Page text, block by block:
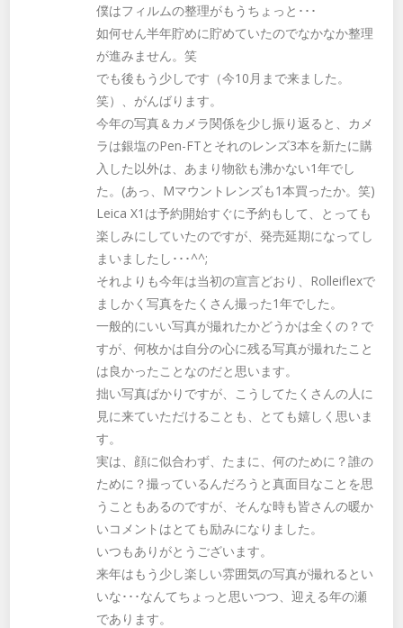
僕はフィルムの整理がもうちょっと･･･
如何せん半年貯めに貯めていたのでなかなか整理
が進みません。笑
でも後もう少しです（今10月まで来ました。
笑）、がんばります。
今年の写真＆カメラ関係を少し振り返ると、カメ
ラは銀塩のPen-FTとそれのレンズ3本を新たに購
入した以外は、あまり物欲も沸かない1年でし
た。(あっ、Mマウントレンズも1本買ったか。笑)
Leica X1は予約開始すぐに予約もして、とっても
楽しみにしていたのですが、発売延期になってし
まいましたし･･･^^;
それよりも今年は当初の宣言どおり、Rolleiflexで
ましかく写真をたくさん撮った1年でした。
一般的にいい写真が撮れたかどうかは全くの？で
すが、何枚かは自分の心に残る写真が撮れたこと
は良かったことなのだと思います。
拙い写真ばかりですが、こうしてたくさんの人に
見に来ていただけることも、とても嬉しく思いま
す。
実は、顔に似合わず、たまに、何のために？誰の
ために？撮っているんだろうと真面目なことを思
うこともあるのですが、そんな時も皆さんの暖か
いコメントはとても励みになりました。
いつもありがとうございます。
来年はもう少し楽しい雰囲気の写真が撮れるとい
いな･･･なんてちょっと思いつつ、迎える年の瀬
であります。